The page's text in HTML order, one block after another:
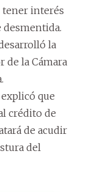
tener interés
desmentida.
la
de la Cámara
que
crédito de
de acudir
del